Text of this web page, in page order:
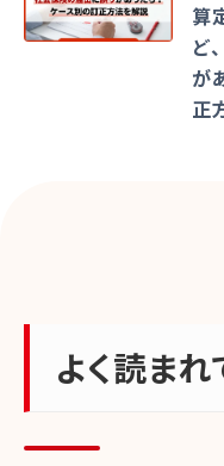
算
ど
が
正
よく読ま